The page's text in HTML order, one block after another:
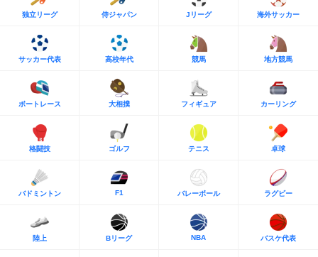
独立リーグ 侍ジャパン Jリーグ 海外サッカー
サッカー代表 高校年代 競馬 地方競馬
ボートレース 大相撲 フィギュア カーリング
格闘技 ゴルフ テニス 卓球
バドミントン F1 バレーボール ラグビー
陸上 Bリーグ NBA バスケ代表